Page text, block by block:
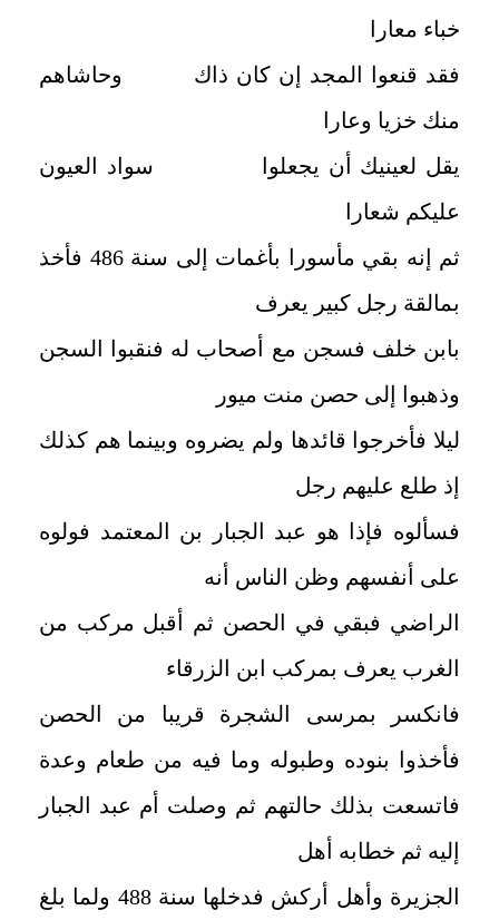
خباء معارا
فقد قنعوا المجد إن كان ذاك وحاشاهم
منك خزيا وعارا
يقل لعينيك أن يجعلوا سواد العيون
عليكم شعارا
ثم إنه بقي مأسورا بأغمات إلى سنة 486 فأخذ
بمالقة رجل كبير يعرف
بابن خلف فسجن مع أصحاب له فنقبوا السجن
وذهبوا إلى حصن منت ميور
ليلا فأخرجوا قائدها ولم يضروه وبينما هم كذلك
إذ طلع عليهم رجل
فسألوه فإذا هو عبد الجبار بن المعتمد فولوه
على أنفسهم وظن الناس أنه
الراضي فبقي في الحصن ثم أقبل مركب من
الغرب يعرف بمركب ابن الزرقاء
فانكسر بمرسى الشجرة قريبا من الحصن
فأخذوا بنوده وطبوله وما فيه من طعام وعدة
فاتسعت بذلك حالتهم ثم وصلت أم عبد الجبار
إليه ثم خطابه أهل
الجزيرة وأهل أركش فدخلها سنة 488 ولما بلغ